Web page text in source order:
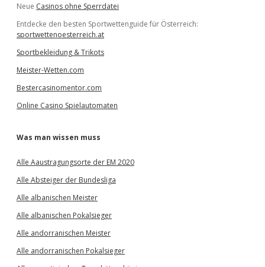
Neue Casinos ohne Sperrdatei
Entdecke den besten Sportwettenguide für Österreich:
sportwettenoesterreich.at
Sportbekleidung & Trikots
Meister-Wetten.com
Bestercasinomentor.com
Online Casino Spielautomaten
Was man wissen muss
Alle Aaustragungsorte der EM 2020
Alle Absteiger der Bundesliga
Alle albanischen Meister
Alle albanischen Pokalsieger
Alle andorranischen Meister
Alle andorranischen Pokalsieger